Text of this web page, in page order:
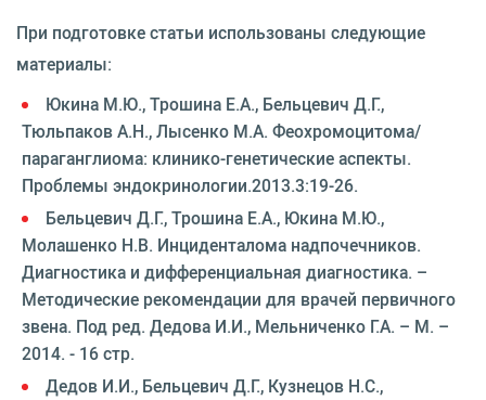
При подготовке статьи использованы следующие
материалы:
Юкина М.Ю., Трошина Е.А., Бельцевич Д.Г.,
Тюльпаков А.Н., Лысенко М.А. Феохромоцитома/
параганглиома: клинико-генетические аспекты.
Проблемы эндокринологии.2013.3:19-26.
Бельцевич Д.Г., Трошина Е.А., Юкина М.Ю.,
Молашенко Н.В. Инциденталома надпочечников.
Диагностика и дифференциальная диагностика. –
Методические рекомендации для врачей первичного
звена. Под ред. Дедова И.И., Мельниченко Г.А. – М. –
2014. - 16 стр.
Дедов И.И., Бельцевич Д.Г., Кузнецов Н.С.,